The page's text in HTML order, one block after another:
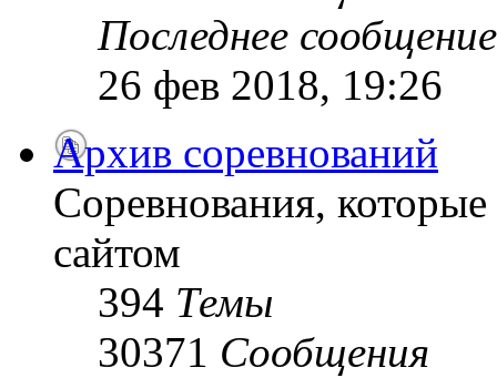
Последнее сообщение
26 фев 2018, 19:26
Архив соревнований
Соревнования,
сайтом
394 Темы
30371 Сообщения